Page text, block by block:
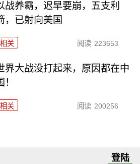
战养霸，迟早要崩，五支利
，已射向美国
相关 阅读 223653
界大战没打起来，原因都在中
！
相关 阅读 200256
登陆